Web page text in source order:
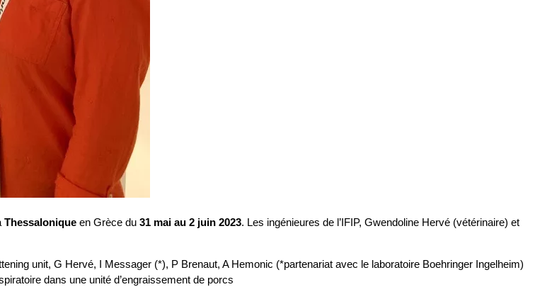
Thessalonique en Grèce du 31 mai au 2 juin 2023. Les ingénieures de l’IFIP, Gwendoline Hervé (vétérinaire) et
unit, G Hervé, I Messager (*), P Brenaut, A Hemonic (*partenariat avec le laboratoire Boehringer Ingelheim)
dans une unité d’engraissement de porcs